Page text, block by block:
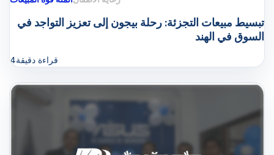
تبسيط مبيعات التجزئة: رحلة بيجون إلى تعزيز التواجد في
السوق في الهند
4قراءة دقيقة